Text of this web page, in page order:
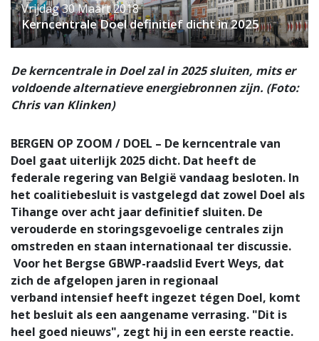
Vrijdag 30 Maart 2018
Kerncentrale Doel definitief dicht in 2025
De kerncentrale in Doel zal in 2025 sluiten, mits er
voldoende alternatieve energiebronnen zijn. (Foto:
Chris van Klinken)
BERGEN OP ZOOM / DOEL – De kerncentrale van
Doel gaat uiterlijk 2025 dicht. Dat heeft de
federale regering van België vandaag besloten. In
het coalitiebesluit is vastgelegd dat zowel Doel als
Tihange over acht jaar definitief sluiten. De
verouderde en storingsgevoelige centrales zijn
omstreden en staan internationaal ter discussie.
Voor het Bergse GBWP-raadslid Evert Weys, dat
zich de afgelopen jaren in regionaal
verband intensief heeft ingezet tégen Doel, komt
het besluit als een aangename verrasing. "Dit is
heel goed nieuws", zegt hij in een eerste reactie.